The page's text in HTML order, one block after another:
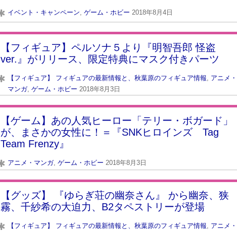
イベント・キャンペーン ゲーム・ホビー 2018年8月4日
【フィギュア】ペルソナ５より『明智吾郎 怪盗
ver.』がリリース、限定特典にマスク付きパーツ
【フィギュア】 フィギュアの最新情報と、秋葉原のフィギュア情報, アニメ・
マンガ, ゲーム・ホビー 2018年8月3日
【ゲーム】あの人気ヒーロー「テリー・ボガード」
が、まさかの女性に！＝『SNKヒロインズ Tag
Team Frenzy』
アニメ・マンガ, ゲーム・ホビー 2018年8月3日
【グッズ】 『ゆらぎ荘の幽奈さん』 から幽奈、狭
霧、千紗希の大迫力、B2タペストリーが登場
【フィギュア】 フィギュアの最新情報と、秋葉原のフィギュア情報, アニメ・